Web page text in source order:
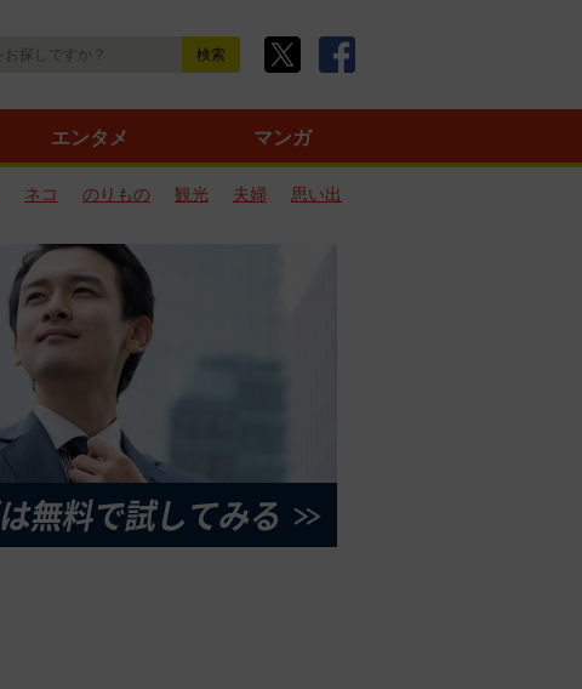
エンタメ マンガ
ネコ のりもの 観光 夫婦
思い出